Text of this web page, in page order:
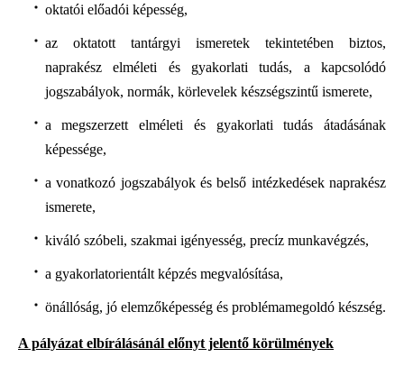
oktatói előadói képesség,
az oktatott tantárgyi ismeretek tekintetében biztos,
naprakész elméleti és gyakorlati tudás, a kapcsolódó
jogszabályok, normák, körlevelek készségszintű ismerete,
a megszerzett elméleti és gyakorlati tudás átadásának
képessége,
a vonatkozó jogszabályok és belső intézkedések naprakész
ismerete,
kiváló szóbeli, szakmai igényesség, precíz munkavégzés,
a gyakorlatorientált képzés megvalósítása,
önállóság, jó elemzőképesség és problémamegoldó készség.
A pályázat elbírálásánál előnyt jelentő körülmények